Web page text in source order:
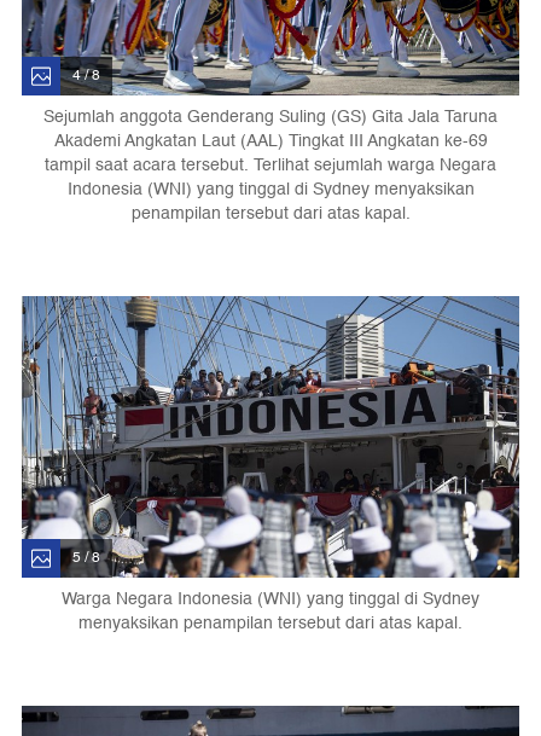
4 / 8
Sejumlah anggota Genderang Suling (GS) Gita Jala Taruna
Akademi Angkatan Laut (AAL) Tingkat III Angkatan ke-69
tampil saat acara tersebut. Terlihat sejumlah warga Negara
Indonesia (WNI) yang tinggal di Sydney menyaksikan
penampilan tersebut dari atas kapal.
5 / 8
Warga Negara Indonesia (WNI) yang tinggal di Sydney
menyaksikan penampilan tersebut dari atas kapal.